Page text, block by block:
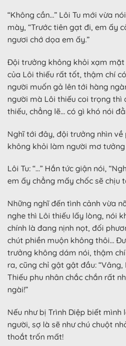
“Không cần…” Lôi Tu mới vừa
mày, “Trước tiên gạt đi, em ấy
ngươi chớ dọa em ấy.”
Đội trưởng không khỏi xạm
của Lôi thiếu rất tốt, thậm chí
người muốn gả lên tới hàng
người mà Lôi thiếu coi trọng thì
thiếu, chẳng lẽ… có gì khó nói
Nghĩ tới đây, đội trưởng nhìn về
không khỏi làm người mơ
Lôi Tu: “…” Hắn tức giận nói,
em ấy chẳng mấy chốc sẽ chịu
Những nghĩ đến tình cảnh vừa
nghe thì Lôi thiếu lấy lòng, nói
chính là đang nịnh nọt, đối
chút phiền muộn không thôi…
trưởng không dám nói, thậm
ra, cũng chỉ gật gật đầu:
Thiếu phu nhân chắc chắn rất
ngài!”
Nếu như bị Trình Diệp biết mình
người, sợ là sẽ như chú chuột
thoắt trốn mất!